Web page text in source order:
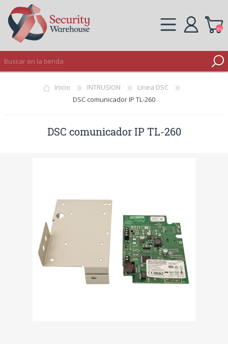
(0)
Inicio INTRUSION
Linea DSC
DSC comunicador IP TL-260
DSC comunicador IP TL-260